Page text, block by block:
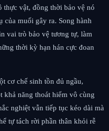
thực vật, đồng thời bảo vệ nó
của muối gây ra. Song hành
vai trò bảo vệ tương tự, làm
thời kỳ hạn hán cực đoan
cơ chế sinh tồn đủ ngầu,
khả năng thoát hiểm vô cùng
nghiệt vẫn tiếp tục kéo dài mà
tự tách rời phần thân khỏi rễ